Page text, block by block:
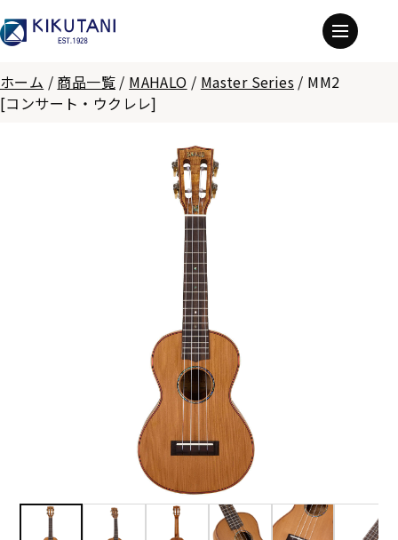
ホーム / 商品一覧 / MAHALO / Master Series / MM2
[コンサート・ウクレレ]